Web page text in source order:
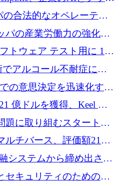
万ドルを調達
削減するために470万ポ
合法的なオペレーティ
するために 750 万ユーロ
パの産業労働力の強化に
万ユーロを獲得
トウェア テスト用に 110
ドを提供して開始
でアルコール不耐症に取
ユーロを調達
の意思決定を迅速化する
ンス層を構築する
億ドルを獲得、Keel の
ポーランドのソフトウェ
題に取り組むスタートア
ルチバース、評価額21億
調達
システムから締め出され
行アクセスをもたらす
セキュリティのためのフ